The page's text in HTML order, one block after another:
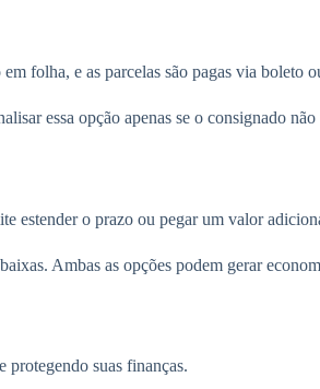
folha, e as parcelas são pagas via boleto
essa opção apenas se o consignado
estender o prazo ou pegar um valor
Ambas as opções podem gerar
protegendo suas finanças.